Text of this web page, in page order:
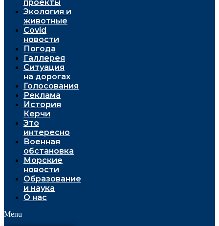
проекты
Экология и
животные
Covid
новости
Погода
Галлерея
Ситуация
на дорогах
Голосования
Реклама
История
Керчи
Это
интересно
Военная
обстановка
Морские
новости
Образование
и наука
О нас
Menu